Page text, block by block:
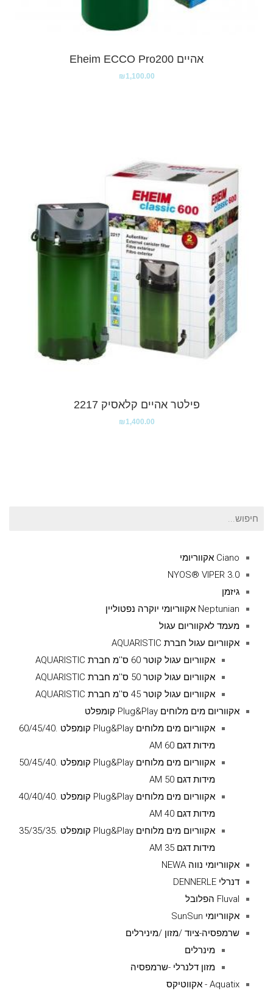
אהיים Eheim ECCO Pro200
₪1,100.00
פילטר אהיים קלאסיק 2217
₪1,400.00
חיפוש
Ciano אקווריומי
NYOS® VIPER 3.0
גיזמן
Neptunian אקווריומי יוקרה נפטוליין
מעמד לאקווריום עגול
אקווריום עגול חברת AQUARISTIC
אקווריום עגול קוטר 60 ס''מ חברת AQUARISTIC
אקווריום עגול קוטר 50 ס''מ חברת AQUARISTIC
אקווריום עגול קוטר 45 ס''מ חברת AQUARISTIC
אקווריום מים מלוחים Plug&Play קומפלט
אקווריום מים מלוחים Plug&Play קומפלט .60/45/40
מידות דגם AM 60
אקווריום מים מלוחים Plug&Play קומפלט .50/45/40
מידות דגם AM 50
אקווריום מים מלוחים Plug&Play קומפלט .40/40/40
מידות דגם AM 40
אקווריום מים מלוחים Plug&Play קומפלט .35/35/35
מידות דגם AM 35
אקווריומי נווה NEWA
דנרלי DENNERLE
Fluval הפלובל
אקווריומי SunSun
שרמפסיה-ציוד /מזון /מינירלים
מינרלים
מזון דלנרלי -שרמפסיה
Aquatix - אקווטיקס